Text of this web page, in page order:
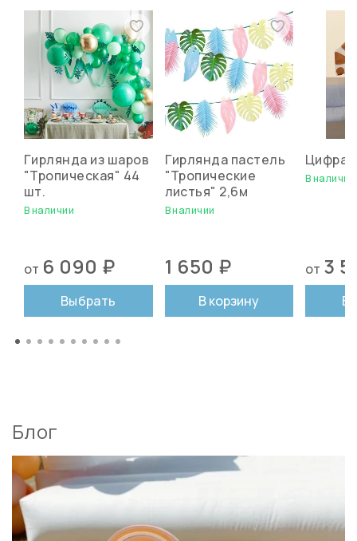
Гирлянда из шаров
"Тропическая" 44
шт.
В наличии
от 6 090 ₽
Выбрать
Гирлянда пастель
"Тропические
листья" 2,6м
В наличии
1 650 ₽
В корзину
Цифра
В наличии
от 3
Блог